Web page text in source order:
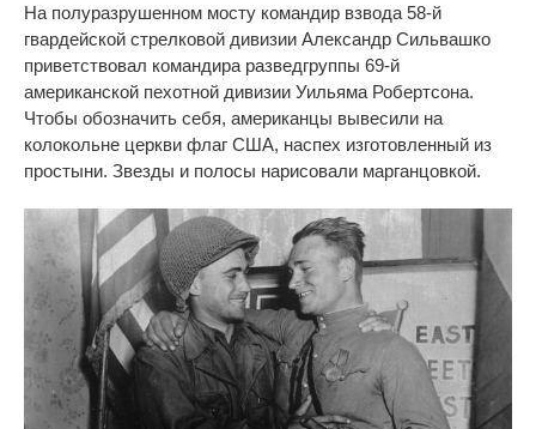
На полуразрушенном мосту командир взвода 58-й
гвардейской стрелковой дивизии Александр Сильвашко
приветствовал командира разведгруппы 69-й
американской пехотной дивизии Уильяма Робертсона.
Чтобы обозначить себя, американцы вывесили на
колокольне церкви флаг США, наспех изготовленный из
простыни. Звезды и полосы нарисовали марганцовкой.